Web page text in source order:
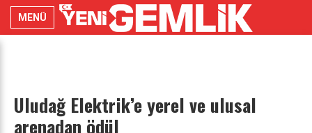
MENÜ
Uludağ Elektrik’e yerel ve ulusal
arenadan ödül